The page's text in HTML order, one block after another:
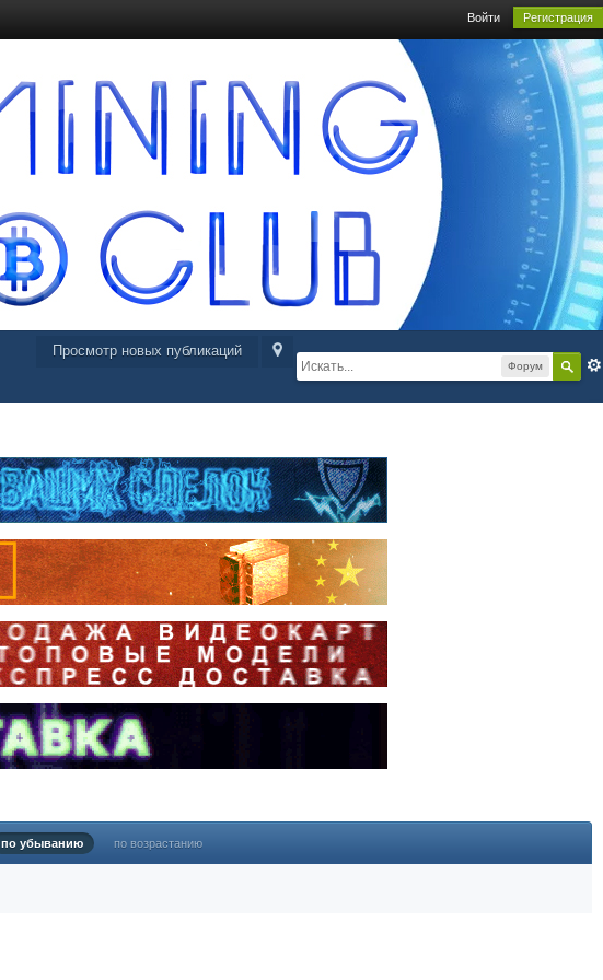
Войти Регистрация
Форум
Просмотр новых публикаций
по убыванию по возрастанию